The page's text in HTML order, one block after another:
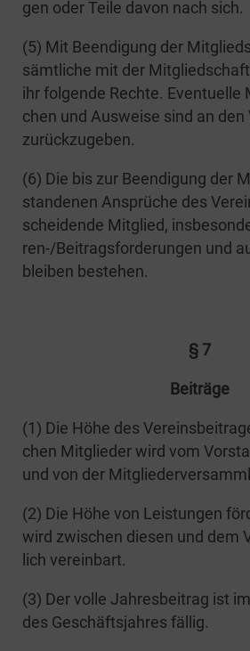
gen oder Tei­le davon nach sich.
(5) Mit Been­di­gung der
sämt­li­che mit der
ihr fol­gen­de Rech­te. Even­tu­el­le
chen und Aus­wei­se sind an den
zurückzugeben.
(6) Die bis zur Been­di­gung der
stan­de­nen Ansprü­che des
schei­den­de Mit­glied,
ren-/Bei­­trags­­­for­­de­run­­gen und
blei­ben bestehen.
§ 7
Bei­trä­ge
(1) Die Höhe des
chen Mit­glie­der wird vom
und von der
(2) Die Höhe von Leis­tun­gen
wird zwi­schen die­sen und dem
lich vereinbart.
(3) Der vol­le Jah­res­bei­trag ist
des Geschäfts­jah­res fällig.